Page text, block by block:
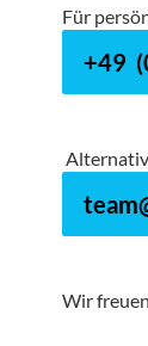
Für
+49
Alternativ
Wir